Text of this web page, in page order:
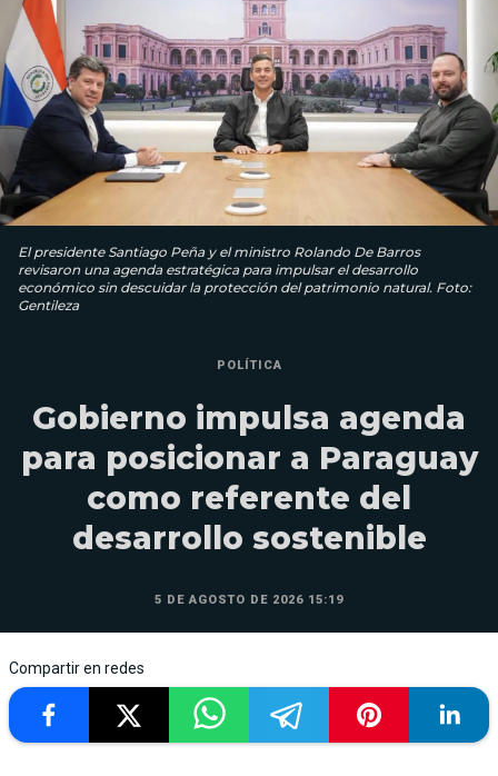
El presidente Santiago Peña y el ministro Rolando De Barros
revisaron una agenda estratégica para impulsar el desarrollo
económico sin descuidar la protección del patrimonio natural. Foto:
Gentileza
POLÍTICA
Gobierno impulsa agenda
para posicionar a Paraguay
como referente del
desarrollo sostenible
5 DE AGOSTO DE 2026 15:19
Compartir en redes